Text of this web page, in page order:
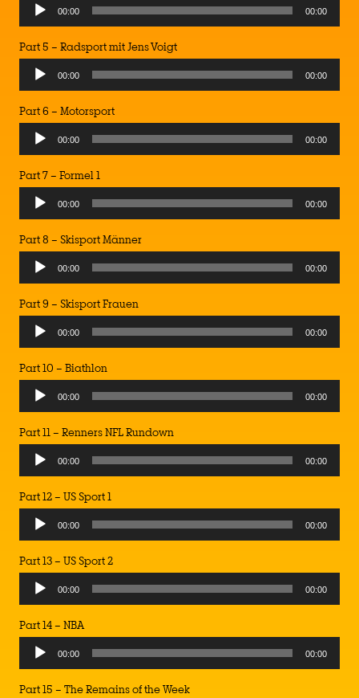
Audio
Player
00:00 00:00
Part 5 – Radsport mit Jens Voigt
Audio
Player
00:00 00:00
Part 6 – Motorsport
Audio
Player
00:00 00:00
Part 7 – Formel 1
Audio
Player
00:00 00:00
Part 8 – Skisport Männer
Audio
Player
00:00 00:00
Part 9 – Skisport Frauen
Audio
Player
00:00 00:00
Part 10 – Biathlon
Audio
Player
00:00 00:00
Part 11 – Renners NFL Rundown
Audio
Player
00:00 00:00
Part 12 – US Sport 1
Audio
Player
00:00 00:00
Part 13 – US Sport 2
Audio
Player
00:00 00:00
Part 14 – NBA
Audio
Player
00:00 00:00
Part 15 – The Remains of the Week